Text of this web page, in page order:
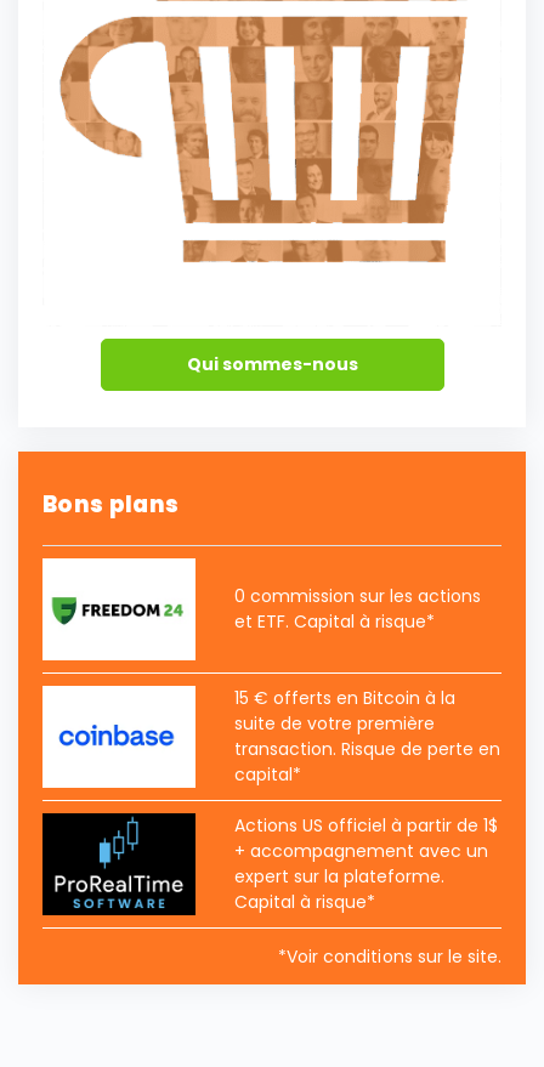
Qui sommes-nous
Bons plans
0 commission sur les actions
et ETF. Capital à risque*
15 € offerts en Bitcoin à la
suite de votre première
transaction. Risque de perte en
capital*
Actions US officiel à partir de 1$
+ accompagnement avec un
expert sur la plateforme.
Capital à risque*
*Voir conditions sur le site.